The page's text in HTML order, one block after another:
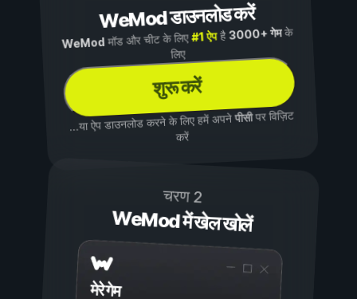
WeMod डाउनलोड करें
WeMod मॉड और चीट के लिए#1 ऐपहै3000+ गेमके
लिए
शुरू करें
...या ऐप डाउनलोड करने के लिए हमें अपनेपीसीपर विज़िट
करें
चरण 2
WeMod में खेल खोलें
मेरे गेम